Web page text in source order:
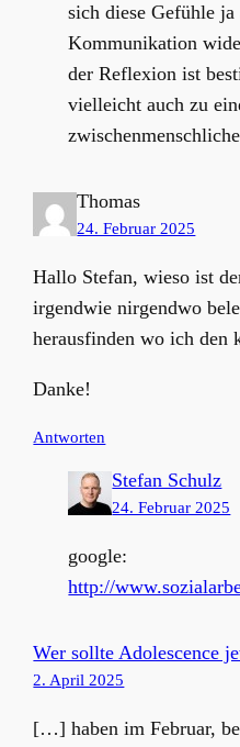
sich diese Gefühle
Kommunikation
der Reflexion ist
vielleicht auch zu
Thomas
24. Februar 2025
Hallo Stefan, wieso ist
irgendwie nirgendwo
herausfinden wo ich den
Danke!
Antworten
Stefan Schulz
24. Februar 2025
google:
http://
Wer sollte Adolescence
2. April 2025
[…] haben im Februar,